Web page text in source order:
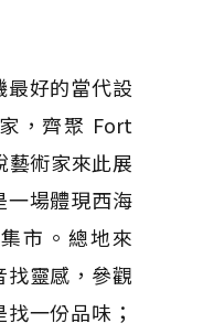
好的當代設
，齊聚 Fort
藝術家來此展
一場體現西海
市。總地來
靈感，參觀
一份品味；